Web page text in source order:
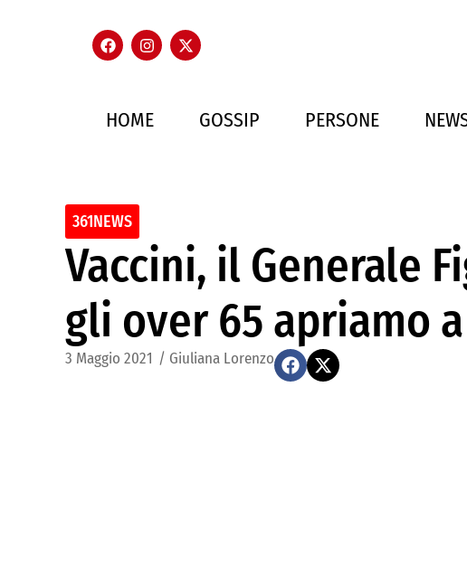
HOME GOSSIP PERSONE
361NEWS
Vaccini, il Generale
gli over 65 apriamo
3 Maggio 2021 / Giuliana Lorenzo